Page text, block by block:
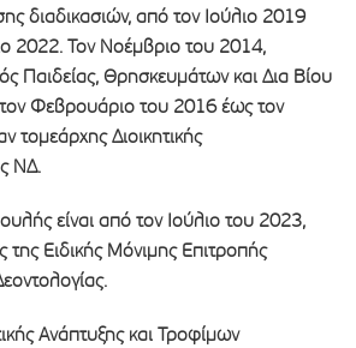
διαδικασιών, από τον Ιούλιο 2019
2022. Τον Νοέμβριο του 2014,
Παιδείας, Θρησκευμάτων και Δια Βίου
Φεβρουάριο του 2016 έως τον
τομεάρχης Διοικητικής
ΝΔ.
είναι από τον Ιούλιο του 2023,
Ειδικής Μόνιμης Επιτροπής
Ανάπτυξης και Τροφίμων